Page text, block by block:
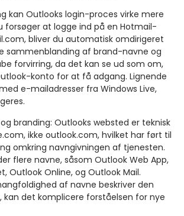
kan Outlooks login-proces virke mere
forsøger at logge ind på en Hotmail-
bliver du automatisk omdirigeret
sammenblanding af brand-navne og
forvirring, da det kan se ud som om,
konto for at få adgang. Lignende
e-mailadresser fra Windows Live,
branding: Outlooks websted er teknisk
ikke outlook.com, hvilket har ført til
omkring navngivningen af tjenesten.
flere navne, såsom Outlook Web App,
Outlook Online, og Outlook Mail.
af navne beskriver den
det komplicere forståelsen for nye